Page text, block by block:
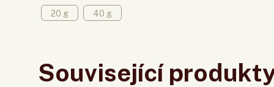
20 g 40 g
Související